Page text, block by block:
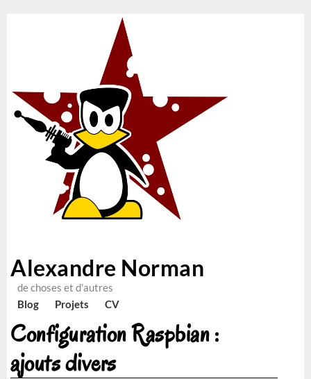
Alexandre Norman
de choses et d'autres
Blog
Projets CV
Configuration Raspbian :
ajouts divers